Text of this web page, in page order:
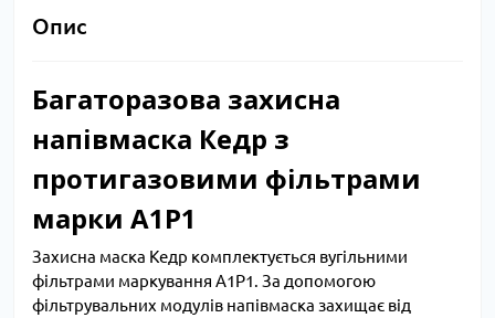
Опис
Багаторазова захисна
напівмаска Кедр з
протигазовими фільтрами
марки А1Р1
Захисна маска Кедр комплектується вугільними
фільтрами маркування А1Р1. За допомогою
фільтрувальних модулів напівмаска захищає від